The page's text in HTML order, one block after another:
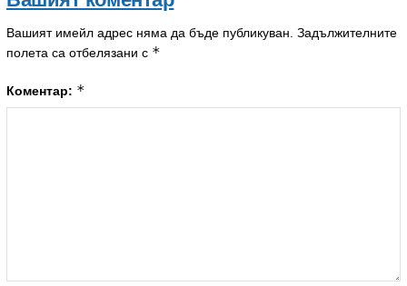
Вашият имейл адрес няма да бъде публикуван. Задължителните
полета са отбелязани с *
Коментар: *